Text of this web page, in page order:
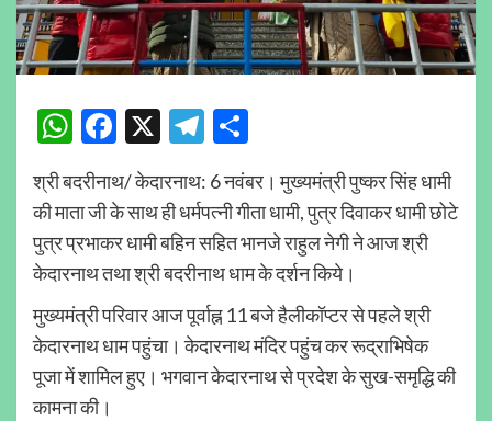
WhatsApp
Facebook
X Telegram
श्री बदरीनाथ/ केदारनाथ: 6 नवंबर। मुख्यमंत्री पुष्कर सिंह धामी
की माता जी के साथ ही धर्मपत्नी गीता धामी, पुत्र दिवाकर धामी छोटे
पुत्र प्रभाकर धामी बहिन सहित भानजे राहुल नेगी ने आज श्री
केदारनाथ तथा श्री बदरीनाथ धाम के दर्शन किये।
मुख्यमंत्री परिवार आज पूर्वाह्न 11 बजे हैलीकॉप्टर से पहले श्री
केदारनाथ धाम पहुंचा। केदारनाथ मंदिर पहुंच कर रूद्राभिषेक
पूजा में शामिल हुए। भगवान केदारनाथ से प्रदेश के सुख-समृद्धि की
कामना की।